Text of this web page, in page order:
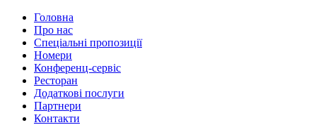
Головна
Про нас
Спеціальні пропозиції
Номери
Конференц-сервіс
Ресторан
Додаткові послуги
Партнери
Контакти